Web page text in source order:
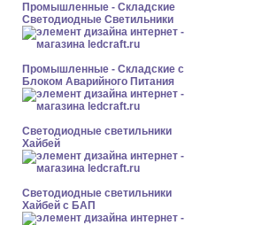
Промышленные - Складские
Светодиодные Светильники
Промышленные - Складские с
Блоком Аварийного Питания
Светодиодные светильники
Хайбей
Светодиодные светильники
Хайбей с БАП